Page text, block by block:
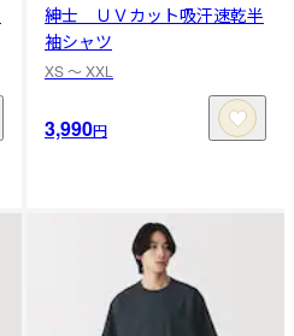
紳士 ＵＶカット吸汗速乾半
袖シャツ
XS 〜 XXL
3,990円